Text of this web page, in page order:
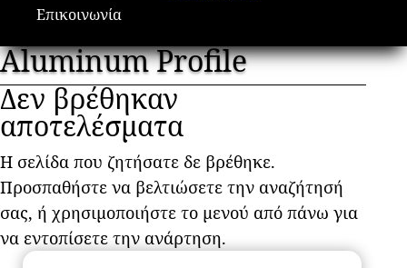
Επικοινωνία
Aluminum Profile
Δεν βρέθηκαν
αποτελέσματα
Η σελίδα που ζητήσατε δε βρέθηκε.
Προσπαθήστε να βελτιώσετε την αναζήτησή
σας, ή χρησιμοποιήστε το μενού από πάνω για
να εντοπίσετε την ανάρτηση.